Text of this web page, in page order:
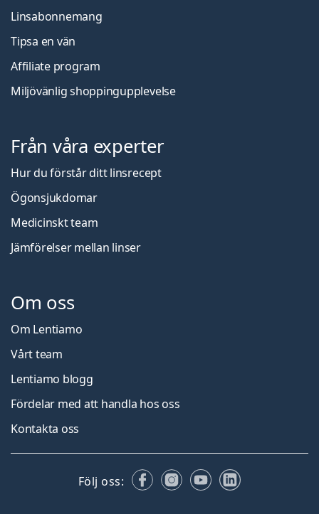
Linsabonnemang
Tipsa en vän
Affiliate program
Miljövänlig shoppingupplevelse
Från våra experter
Hur du förstår ditt linsrecept
Ögonsjukdomar
Medicinskt team
Jämförelser mellan linser
Om oss
Om Lentiamo
Vårt team
Lentiamo blogg
Fördelar med att handla hos oss
Kontakta oss
Följ oss: FacebookInstagram
YouTubeLinkedIn